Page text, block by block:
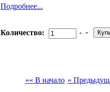
Подробнее...
Количество:
«« В начало «